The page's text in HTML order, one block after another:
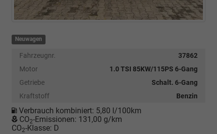
Neuwagen
Fahrzeugnr.
37862
Motor
1.0 TSI 85KW/115PS 6-Gang
Getriebe
Schalt. 6-Gang
Kraftstoff
Benzin
Verbrauch kombiniert: 5,80 l/100km
CO2-Emissionen: 131,00 g/km
CO2-Klasse: D